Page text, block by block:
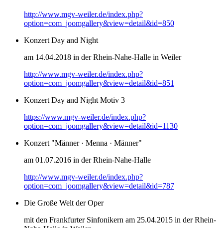
http://www.mgv-weiler.de/index.php?
option=com_joomgallery&view=detail&id=850
Konzert Day and Night
am 14.04.2018 in der Rhein-Nahe-Halle in Weiler
http://www.mgv-weiler.de/index.php?
option=com_joomgallery&view=detail&id=851
Konzert Day and Night Motiv 3
https://www.mgv-weiler.de/index.php?
option=com_joomgallery&view=detail&id=1130
Konzert "Männer · Menna · Männer"
am 01.07.2016 in der Rhein-Nahe-Halle
http://www.mgv-weiler.de/index.php?
option=com_joomgallery&view=detail&id=787
Die Große Welt der Oper
mit den Frankfurter Sinfonikern am 25.04.2015 in der Rhein-